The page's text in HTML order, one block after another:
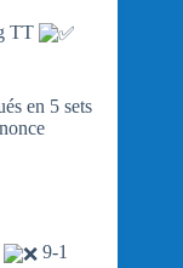
TT
en 5 sets
9-1